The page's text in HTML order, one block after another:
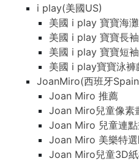
i play(美國US)
美國 i play 寶寶海
美國 i play 寶寶長
美國 i play 寶寶短
美國 i play寶寶泳褲
JoanMiro(西班牙
Joan Miro 推薦
Joan Miro兒童像素
Joan Miro 兒童連
Joan Miro 美樂特選
Joan Miro兒童3D